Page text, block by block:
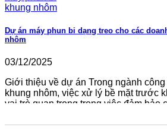
Dự án máy phun bi dạng treo cho các
nhôm
03/12/2025
Giới thiệu về dự án Trong ngành
khung nhôm, việc xử lý bề mặt trước
vai trò quan trọng trong việc đảm bảo